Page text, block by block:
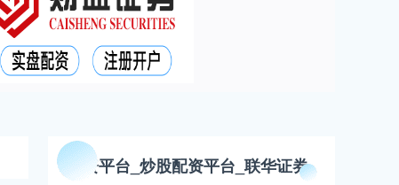
配资平台_炒股配资平台_联华证券